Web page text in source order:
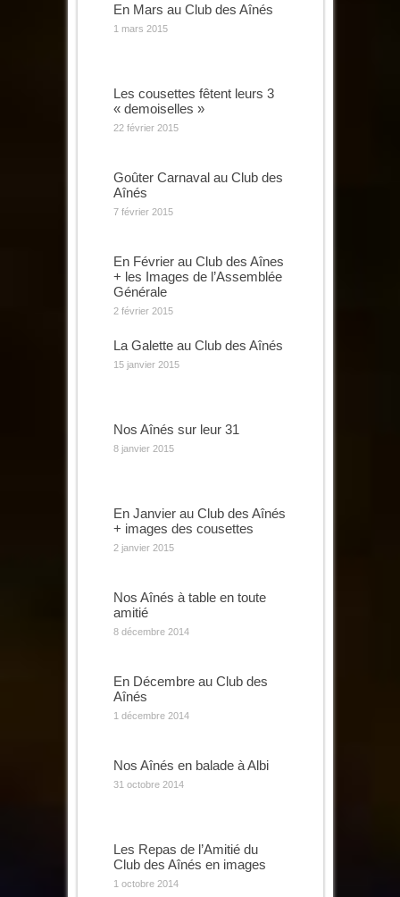
En Mars au Club des Aînés
1 mars 2015
Les cousettes fêtent leurs 3
« demoiselles »
22 février 2015
Goûter Carnaval au Club des
Aînés
7 février 2015
En Février au Club des Aînes
+ les Images de l’Assemblée
Générale
2 février 2015
La Galette au Club des Aînés
15 janvier 2015
Nos Aînés sur leur 31
8 janvier 2015
En Janvier au Club des Aînés
+ images des cousettes
2 janvier 2015
Nos Aînés à table en toute
amitié
8 décembre 2014
En Décembre au Club des
Aînés
1 décembre 2014
Nos Aînés en balade à Albi
31 octobre 2014
Les Repas de l’Amitié du
Club des Aînés en images
1 octobre 2014